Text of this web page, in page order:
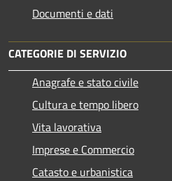
Documenti e dati
CATEGORIE DI SERVIZIO
Anagrafe e stato civile
Cultura e tempo libero
Vita lavorativa
Imprese e Commercio
Catasto e urbanistica